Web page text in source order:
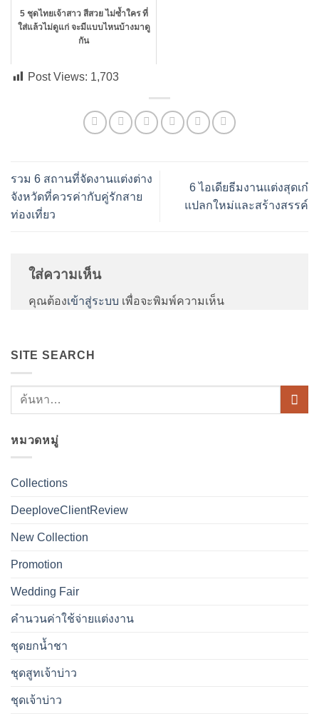
5 ชุดไทยเจ้าสาว สีสวย ไม่ซ้ำใคร ที่
ใส่แล้วไม่ดูแก่ จะมีแบบไหนบ้างมาดู
กัน
Post Views: 1,703
รวม 6 สถานที่จัดงานแต่งต่าง
จังหวัดที่ควรค่ากับคู่รักสาย
ท่องเที่ยว
6 ไอเดียธีมงานแต่งสุดเก๋
แปลกใหม่และสร้างสรรค์
ใส่ความเห็น
คุณต้องเข้าสู่ระบบ เพื่อจะพิมพ์ความเห็น
SITE SEARCH
หมวดหมู่
Collections
DeeploveClientReview
New Collection
Promotion
Wedding Fair
คำนวนค่าใช้จ่ายแต่งงาน
ชุดยกน้ำชา
ชุดสูทเจ้าบ่าว
ชุดเจ้าบ่าว